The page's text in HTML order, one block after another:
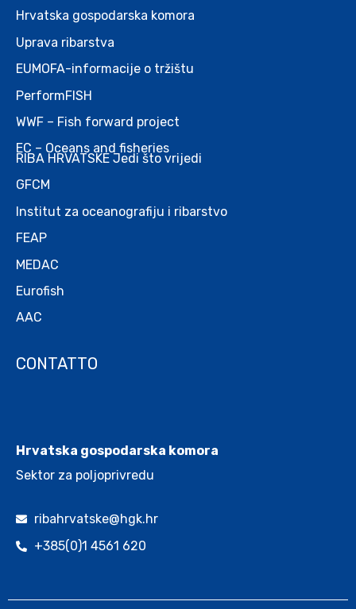
Hrvatska gospodarska komora
Uprava ribarstva
EUMOFA-informacije o tržištu
PerformFISH
WWF – Fish forward project
EC – Oceans and fisheries
RIBA HRVATSKE Jedi što vrijedi
GFCM
Institut za oceanografiju i ribarstvo
FEAP
MEDAC
Eurofish
AAC
CONTATTO
Hrvatska gospodarska komora
Sektor za poljoprivredu
ribahrvatske@hgk.hr
+385(0)1 4561 620